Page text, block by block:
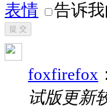
表情 告诉
提 交
foxfirefox
试版更新